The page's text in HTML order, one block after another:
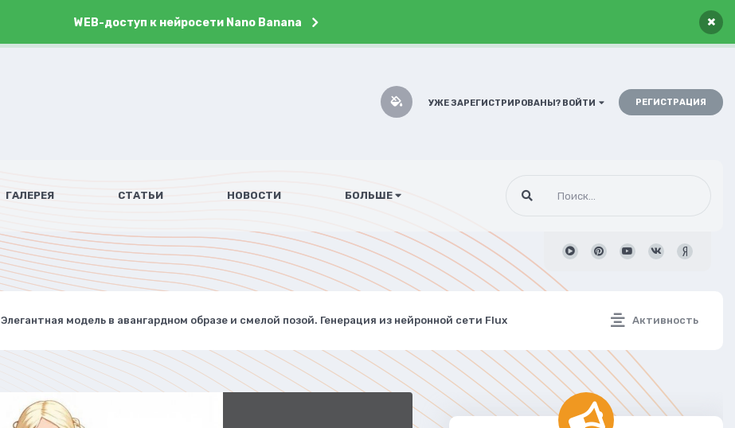
WEB-доступ к нейросети Nano Banana ×
УЖЕ ЗАРЕГИСТРИРОВАНЫ? ВОЙТИ РЕГИСТРАЦИЯ
ГАЛЕРЕЯ СТАТЬИ НОВОСТИ БОЛЬШЕ
Активность
Элегантная модель в авангардном образе и смелой позой. Генерация из нейронной сети Flux